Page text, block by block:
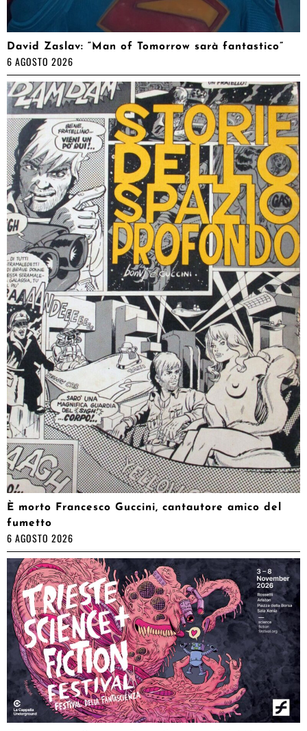
David Zaslav: “Man of Tomorrow sarà fantastico”
6 AGOSTO 2026
È morto Francesco Guccini, cantautore amico del
fumetto
6 AGOSTO 2026